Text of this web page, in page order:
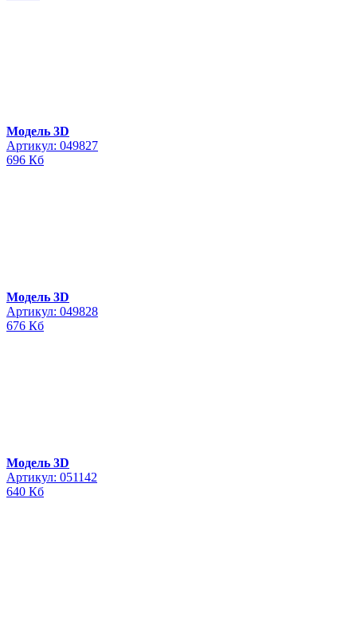
Модель 3D
Артикул: 049827
696 Кб
Модель 3D
Артикул: 049828
676 Кб
Модель 3D
Артикул: 051142
640 Кб